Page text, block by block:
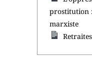
prostitution
marxiste